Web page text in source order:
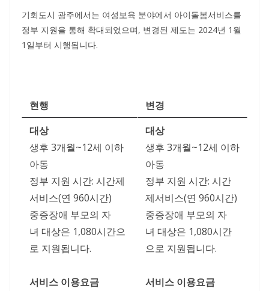
기회도시 광주에서는 여성보육 분야에서 아이돌봄서비스를
정부 지원을 통해 확대되었으며, 변경된 제도는 2024년 1월
1일부터 시행됩니다.
현행
변경
대상
생후 3개월~12세 이하
아동
정부 지원 시간: 시간제
서비스(연 960시간)
중증장애 부모의 자
녀 대상은 1,080시간으
로 지원됩니다.
서비스 이용요금
대상
생후 3개월~12세 이하
아동
정부 지원 시간: 시간
제서비스(연 960시간)
중증장애 부모의 자
녀 대상은 1,080시간
으로 지원됩니다.
서비스 이용요금